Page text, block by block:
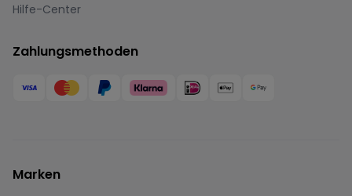
Hilfe-Center
Zahlungsmethoden
Marken